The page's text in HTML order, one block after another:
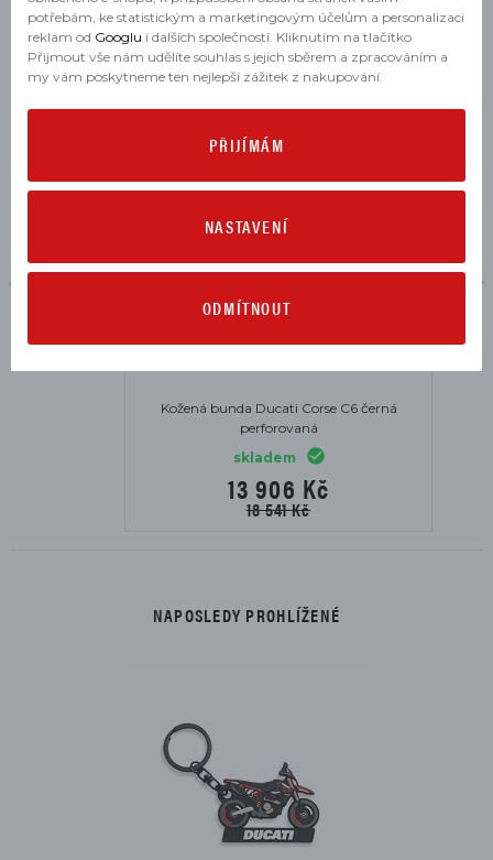
MOHLO BY SE VÁM HODIT
Kožená bunda Ducati Corse C6 černá
perforovaná
skladem
13 906 Kč
18 541 Kč
NAPOSLEDY PROHLÍŽENÉ
potřebám, ke statistickým a marketingovým účelům a personalizaci
reklam od Googlu i dalších společností. Kliknutím na tlačítko
Přijmout vše nám udělíte souhlas s jejich sběrem a zpracováním a
my vám poskytneme ten nejlepší zážitek z nakupování.
PŘIJÍMÁM
NASTAVENÍ
ODMÍTNOUT